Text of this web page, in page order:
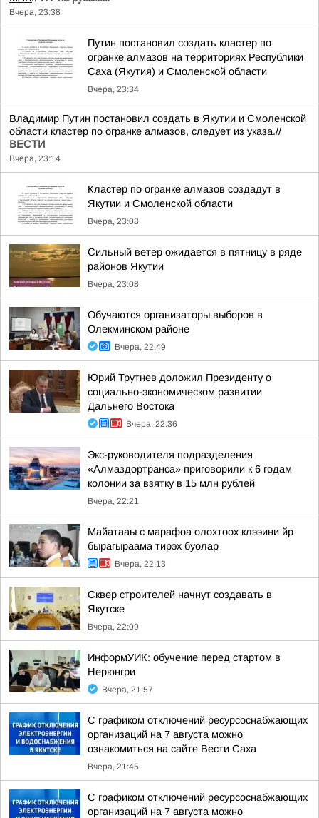
Вчера, 23:38
Путин постановил создать кластер по
огранке алмазов на территориях Республики
Саха (Якутия) и Смоленской области
Вчера, 23:34
Владимир Путин постановил создать в Якутии и Смоленской
области кластер по огранке алмазов, следует из указа.//
ВЕСТИ
Вчера, 23:14
Кластер по огранке алмазов создадут в
Якутии и Смоленской области
Вчера, 23:08
Сильный ветер ожидается в пятницу в ряде
районов Якутии
Вчера, 23:08
Обучаются организаторы выборов в
Олекминском районе
Вчера, 22:49
Юрий Трутнев доложил Президенту о
социально-экономическом развитии
Дальнего Востока
Вчера, 22:36
Экс-руководителя подразделения
«Алмаздортранса» приговорили к 6 годам
колонии за взятку в 15 млн рублей
Вчера, 22:21
Майатааы с марафоа олохтоох клээини йр
бырагыраама тирэх буолар
Вчера, 22:13
Сквер строителей начнут создавать в
Якутске
Вчера, 22:09
ИнформУИК: обучение перед стартом в
Нерюнгри
Вчера, 21:57
С графиком отключений ресурсоснабжающих
организаций на 7 августа можно
ознакомиться на сайте Вести Саха
Вчера, 21:45
С графиком отключений ресурсоснабжающих
организаций на 7 августа можно